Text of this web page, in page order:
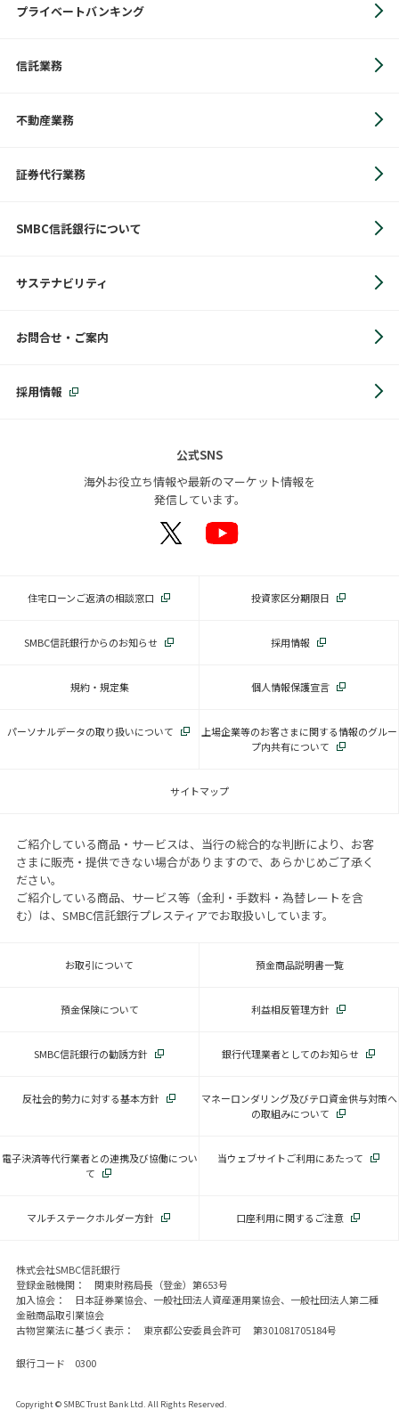
プライベートバンキング
信託業務
不動産業務
証券代行業務
SMBC信託銀行について
サステナビリティ
お問合せ・ご案内
採用情報
公式SNS
海外お役立ち情報や最新のマーケット情報を
発信しています。
住宅ローンご返済の相談窓口 投資家区分期限日
SMBC信託銀行からのお知らせ 採用情報
規約・規定集 個人情報保護宣言
パーソナルデータの取り扱いについて
上場企業等のお客さまに関する情報のグルー
プ内共有について
サイトマップ
ご紹介している商品・サービスは、当行の総合的な判断により、お客
さまに販売・提供できない場合がありますので、あらかじめご了承く
ださい。
ご紹介している商品、サービス等（金利・手数料・為替レートを含
む）は、SMBC信託銀行プレスティアでお取扱いしています。
お取引について 預金商品説明書一覧
預金保険について 利益相反管理方針
SMBC信託銀行の勧誘方針 銀行代理業者としてのお知らせ
反社会的勢力に対する基本方針
マネーロンダリング及びテロ資金供与対策へ
の取組みについて
電子決済等代行業者との連携及び協働につい
て
当ウェブサイトご利用にあたって
マルチステークホルダー方針 口座利用に関するご注意
株式会社SMBC信託銀行
登録金融機関： 関東財務局長（登金）第653号
加入協会： 日本証券業協会、一般社団法人資産運用業協会、一般社団法人第二種
金融商品取引業協会
古物営業法に基づく表示： 東京都公安委員会許可 第301081705184号
銀行コード 0300
Copyright © SMBC Trust Bank Ltd. All Rights Reserved.